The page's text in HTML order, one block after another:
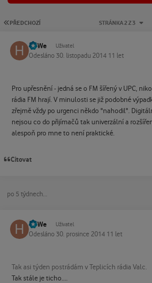
PRVNÍ STRÁNKA
PŘEDCHOZÍ STRÁNKA 2 Z 3
HaWe Uživatel
Odesláno 30. listopadu 2014 11 let
Pro upřesnění - jedná se o FM šířený v UPC,
rádia FM hrají. V minulosti se již podobné
zřejmě vždy po urgenci někdo "nahodil".
nejsou co do přijímačů tak univerzální a
alespoň pro mne to není praktické.
Citovat
po 5 týdnech...
HaWe Uživatel
Odesláno 30. prosince 2014 11 let
Tak asi týden postrádám v Teplicích rádia Valc.
Tak stále je ticho....